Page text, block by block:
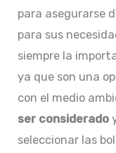
para asegurarse
para sus
siempre la
ya que son una
con el medio
ser considerado
seleccionar las